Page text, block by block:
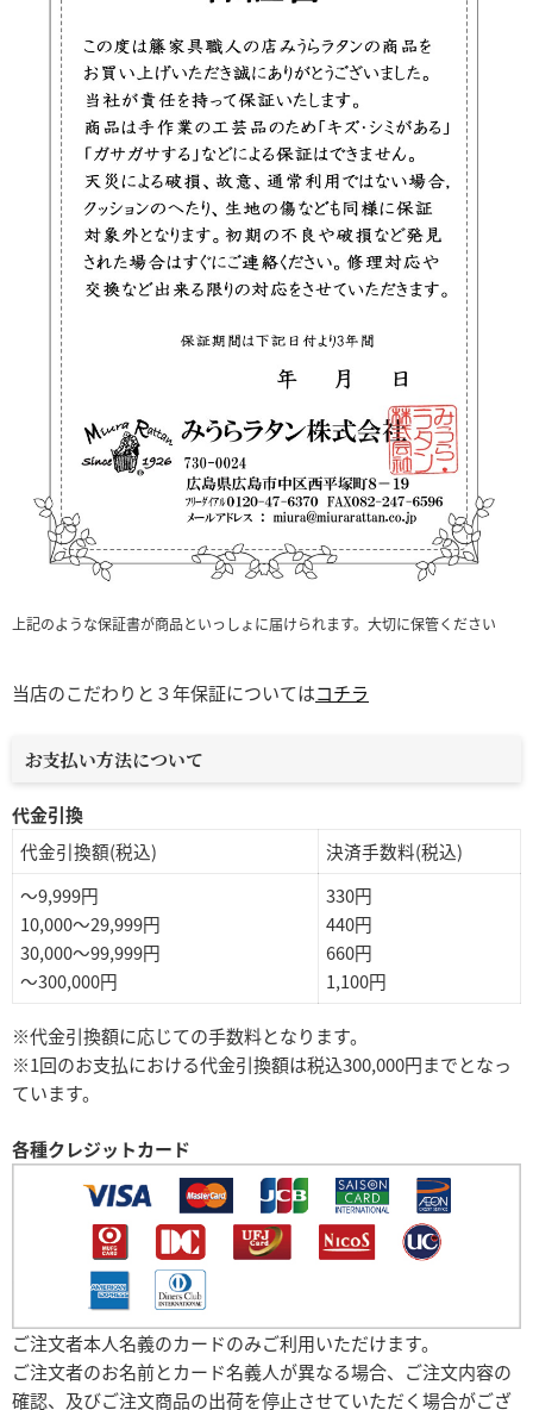
上記のような保証書が商品といっしょに届けられます。大切に保管ください
当店のこだわりと３年保証についてはコチラ
お支払い方法について
代金引換
代金引換額(税込)
決済手数料(税込)
～9,999円
10,000～29,999円
30,000～99,999円
～300,000円
330円
440円
660円
1,100円
※代金引換額に応じての手数料となります。
※1回のお支払における代金引換額は税込300,000円までとなっ
ています。
各種クレジットカード
ご注文者本人名義のカードのみご利用いただけます。
ご注文者のお名前とカード名義人が異なる場合、ご注文内容の
確認、及びご注文商品の出荷を停止させていただく場合がござ